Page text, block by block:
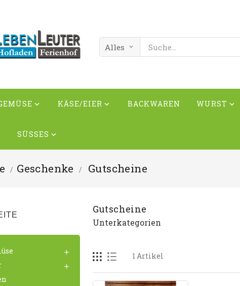
 
KÄSE/EIER BACKWAREN 
WURST

SÜSSES
Geschenke Gutscheine


Gutscheine
Unterkategorien
1 Artikel